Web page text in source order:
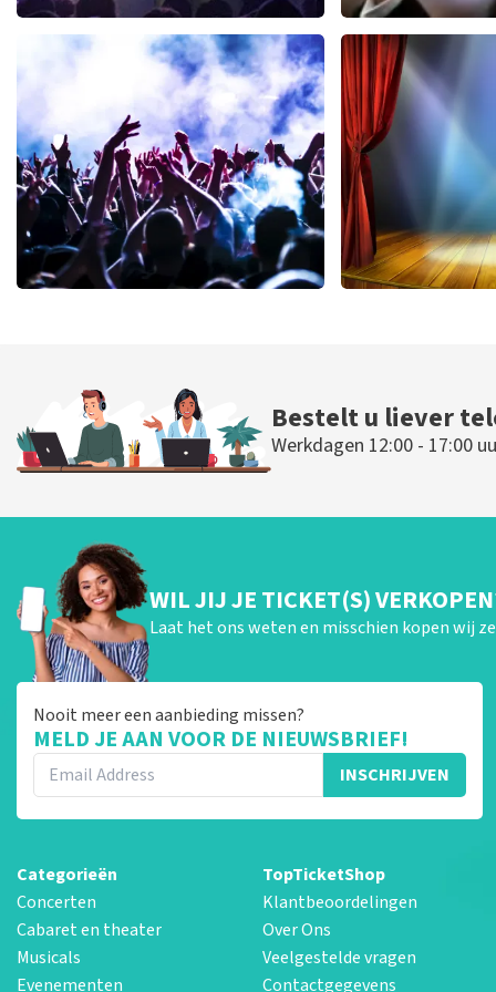
Blof
laatste 30 minuten
BESTEL NU
Andre Rieu
774laatste 30
BESTEL NU
BESTEL NU
Bestelt u liever
Werkdagen 12:00 - 17:00
WIL JIJ JE TICKET(S)
Laat het ons weten en misschien kopen wij
Nooit meer een aanbieding missen?
MELD JE AAN VOOR DE NIEUWSBRIEF!
INSCHRIJVEN
Categorieën
Concerten
Cabaret en theater
Musicals
Evenementen
TopTicketShop
Klantbeoordelingen
Over Ons
Veelgestelde vragen
Contactgegevens